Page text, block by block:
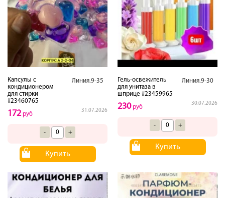
Капсулы с
кондиционером
для стирки
#23460765
Линия.9-35
31.07.2026
172руб
- +
Купить
Гель-освежитель
для унитаза в
шприце #23459965
Линия.9-30
30.07.2026
230руб
- +
Купить